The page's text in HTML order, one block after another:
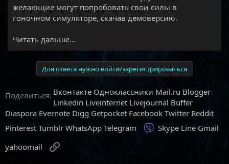
желающие могут попробовать свои силы в
гоночном симуляторе, скачав демоверсию.​
Читать дальше...
Для ответа нужно войти/зарегистрироваться
Поделиться: Вконтакте Одноклассники Mail.ru Blogger
Linkedin Liveinternet Livejournal Buffer
Diaspora Evernote Digg Getpocket Facebook Twitter Reddit
Pinterest Tumblr WhatsApp Telegram Viber
Skype Line Gmail
yahoomail